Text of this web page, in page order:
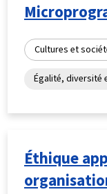
Cultures et
Égalité, diversité
Éthique